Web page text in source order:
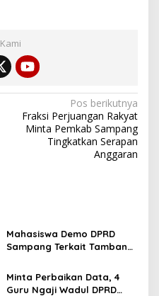
Pos berikutnya
Fraksi Perjuangan Rakyat
Minta Pemkab Sampang
Tingkatkan Serapan
Anggaran
Mahasiswa Demo DPRD
Sampang Terkait Tambang
Minta Perbaikan Data, 4
Guru Ngaji Wadul DPRD